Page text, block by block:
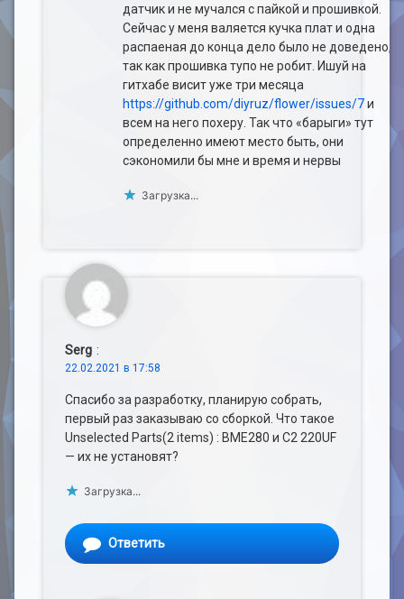
датчик и не мучался с пайкой и прошивкой.
Сейчас у меня валяется кучка плат и одна
распаеная до конца дело было не доведено,
так как прошивка тупо не робит. Ишуй на
гитхабе висит уже три месяца
https://github.com/diyruz/flower/issues/7и
всем на него похеру. Так что «барыги» тут
определенно имеют место быть, они
сэкономили бы мне и время и нервы
Загрузка...
Serg :
22.02.2021 в 17:58
Спасибо за разработку, планирую собрать,
первый раз заказываю со сборкой. Что такое
Unselected Parts(2 items) : BME280 и С2 220UF
— их не установят?
Загрузка...
Ответить